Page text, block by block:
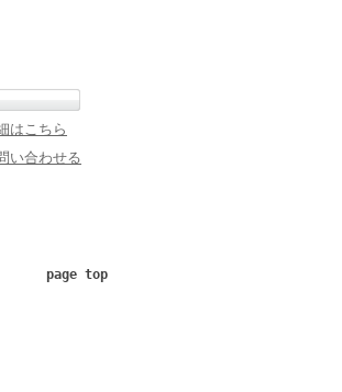
はこちら
い合わせる
page top